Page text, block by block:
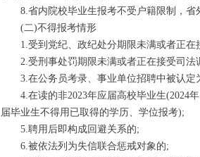
8.省内院校毕业生报考不受户籍限制，省
(二)不得报考情形
1.受到党纪、政纪处分期限未满或者正在
2.受刑事处罚期限未满或者正在接受司法
3.在公务员考录、事业单位招聘中被认定
4.在读的非2023年应届高校毕业生(2024年
届毕业生不得用已取得的学历、学位报考);
5.聘用后即构成回避关系的;
6.被依法列为失信联合惩戒对象的;